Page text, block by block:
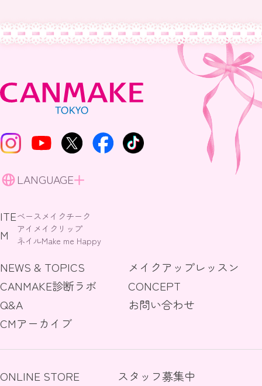
LANGUAGE
ITE
M
ベースメイクチーク
アイメイク リップ
ネイルMake me Happy
NEWS & TOPICS
メイクアップレッスン
CANMAKE診断ラボ
CONCEPT
Q&A
お問い合わせ
CMアーカイブ
ONLINE STORE スタッフ募集中